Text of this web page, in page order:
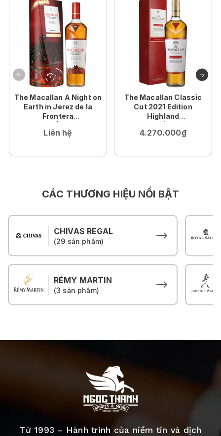
The Macallan A Night on
Earth in Jerez de la
Frontera
Liên hệ
The Macallan Classic
Cut 2021 Edition
Highland
4.270.000₫
CÁC THƯƠNG HIỆU NỔI BẬT
CHIVAS REGAL
(29 sản phẩm)
RÉMY MARTIN
(3 sản phẩm)
Từ 1993 – Hành trình của niềm tin và dịch